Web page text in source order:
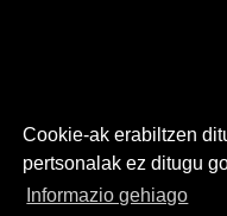
Cookie-ak erabiltzen
pertsonalak ez ditugu
Informazio gehiago